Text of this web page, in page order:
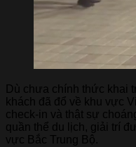
Dù chưa chính thức khai
khách đã đổ về khu vực
check-in và thật sự
quần thể du lịch, giải trí
vực Bắc Trung Bộ.